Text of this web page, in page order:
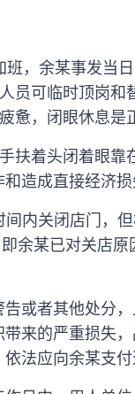
，余某事发当
员可临时顶岗和
惫，闭眼休息是
扶着头闭着眼靠
造成直接经济损
内关闭店门，
余某已对关店
或者其他处分
来的严重损失
法应向余某支付